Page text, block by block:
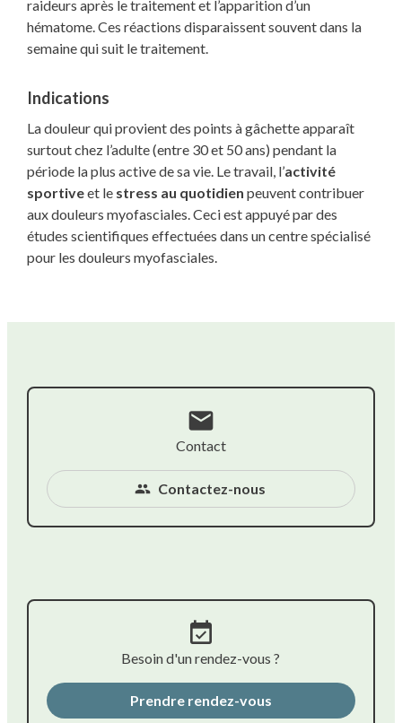
raideurs après le traitement et l’apparition d’un
hématome. Ces réactions disparaissent souvent dans la
semaine qui suit le traitement.
Indications
La douleur qui provient des points à gâchette apparaît
surtout chez l’adulte (entre 30 et 50 ans) pendant la
période la plus active de sa vie. Le travail, l’activité
sportiveet le stress au quotidien peuvent contribuer
aux douleurs myofasciales. Ceci est appuyé par des
études scientifiques effectuées dans un centre spécialisé
pour les douleurs myofasciales.
mail
Contact
people Contactez-nous
event_available
Besoin d'un rendez-vous ?
Prendre rendez-vous